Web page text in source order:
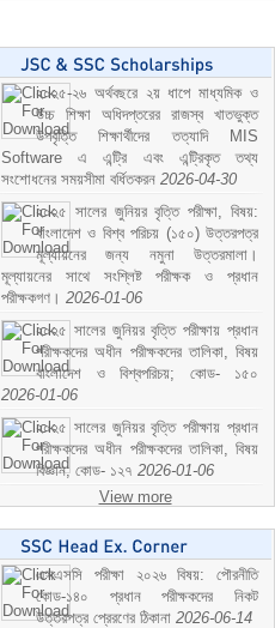
২০২৫-২৬ অর্থবছরে ২য় ধাপে মাধ্যমিক ও
উচ্চ শিক্ষা অধিদপ্তরের রাজস্ব খাতভুক্ত
উপবৃত্তি শিক্ষার্থীদের তত্যাদি MIS
Software এ এন্ট্রি এবং এন্ট্রিকৃত তথ্য
সংশোধনের সময়সীমা বর্ধিতকরন 2026-04-30
২০২৫ সালের জুনিয়র বৃত্তি পরীক্ষা, বিষয়:
বাংলাদেশ ও বিশ্ব পরিচয় (১৫০) উত্তরপত্র
মূল্যায়নের জন্য নমুনা উত্তরমালা।
মূল্যায়নের সাথে সংশ্লিষ্ট পরীক্ষক ও প্রধান
পরীক্ষকগণ। 2026-01-06
২০২৫ সালের জুনিয়র বৃত্তি পরীক্ষায় প্রধান
পরীক্ষকদের অধীন পরীক্ষকদের তালিকা, বিষয়
বাংলাদেশ ও বিশ্বপরিচয়; কোড- ১৫০
2026-01-06
২০২৫ সালের জুনিয়র বৃত্তি পরীক্ষায় প্রধান
পরীক্ষকদের অধীন পরীক্ষকদের তালিকা, বিষয়
বিজ্ঞান; কোড- ১২৭ 2026-01-06
View more
এসএসসি পরীক্ষা ২০২৬ বিষয়: পৌরনীতি
কোড-১৪০ প্রধান পরীক্ষকদের নিকট
উত্তরপত্র প্রেরণের ঠিকানা 2026-06-14